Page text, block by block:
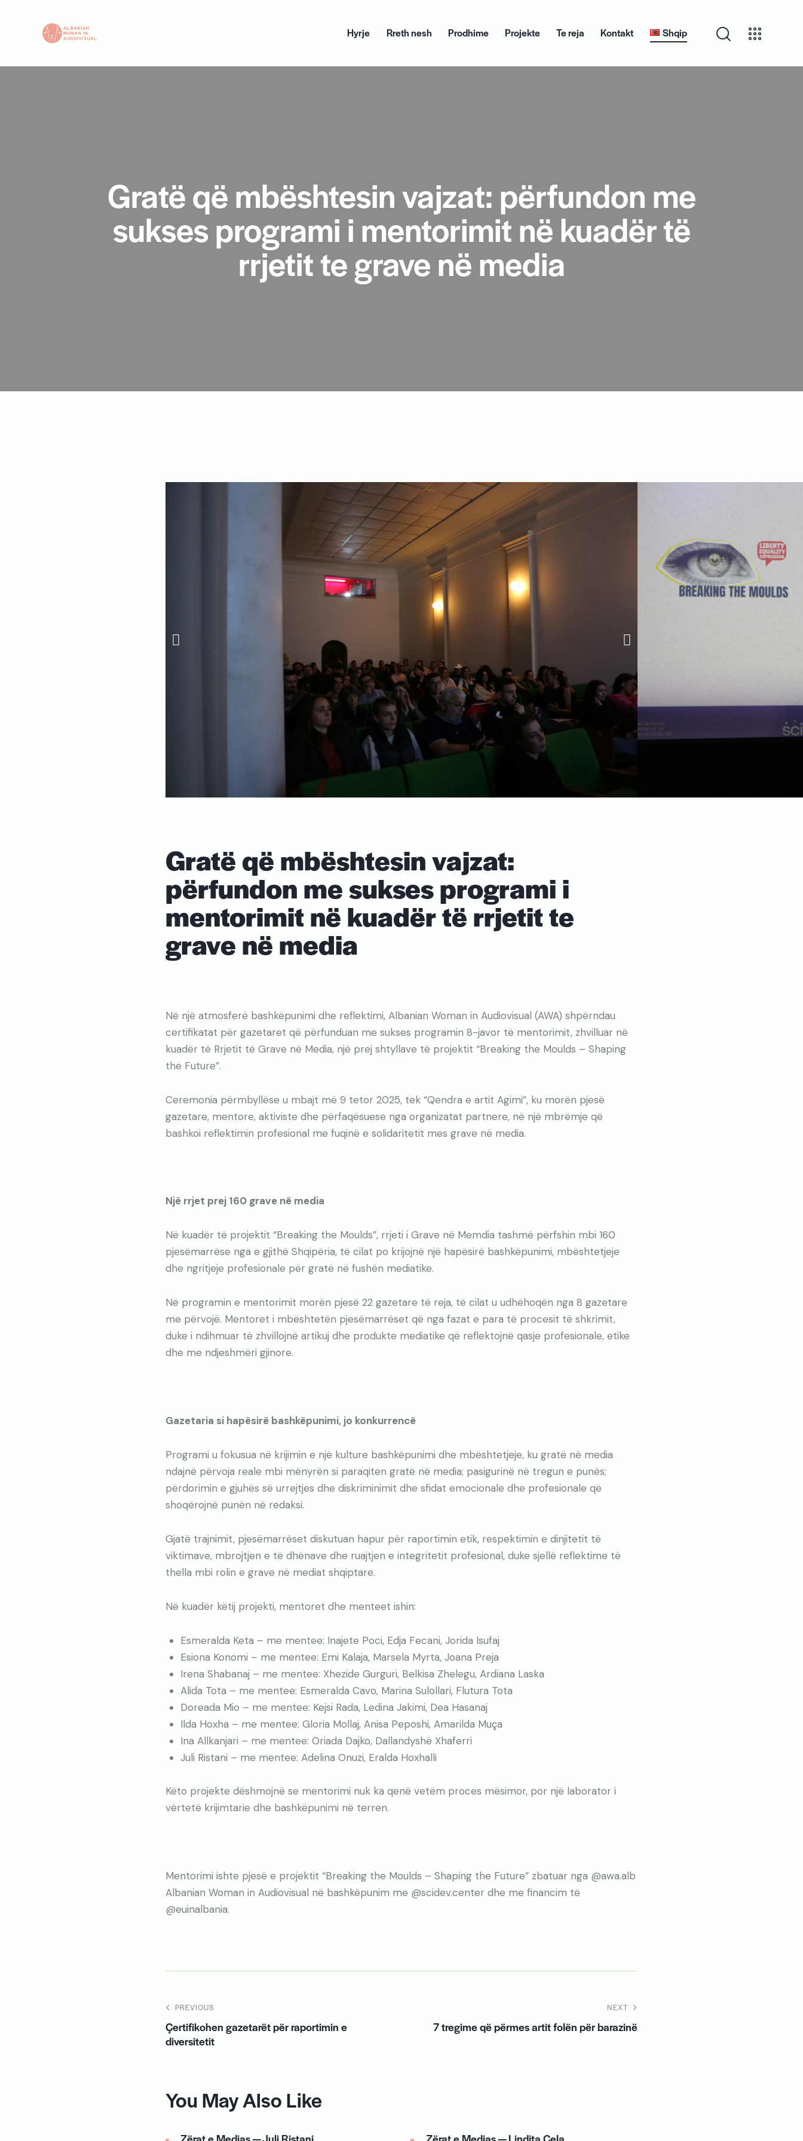
Hyrje Rreth nesh Prodhime Projekte Te reja Kontakt Shqip
Gratë që mbështesin vajzat: përfundon me
sukses programi i mentorimit në kuadër të
rrjetit te grave në media
Gratë që mbështesin vajzat:
përfundon me sukses programi i
mentorimit në kuadër të rrjetit te
grave në media
Në një atmosferë bashkëpunimi dhe reflektimi, Albanian Woman in Audiovisual (AWA) shpërndau
certifikatat për gazetaret që përfunduan me sukses programin 8-javor të mentorimit, zhvilluar në
kuadër të Rrjetit të Grave në Media, një prej shtyllave të projektit “Breaking the Moulds – Shaping
the Future”.
Ceremonia përmbyllëse u mbajt më 9 tetor 2025, tek “Qendra e artit Agimi”, ku morën pjesë
gazetare, mentore, aktiviste dhe përfaqësuese nga organizatat partnere, në një mbrëmje që
bashkoi reflektimin profesional me fuqinë e solidaritetit mes grave në media.
Një rrjet prej 160 grave në media
Në kuadër të projektit “Breaking the Moulds”, rrjeti i Grave në Memdia tashmë përfshin mbi 160
pjesëmarrëse nga e gjithë Shqipëria, të cilat po krijojnë një hapësirë bashkëpunimi, mbështetjeje
dhe ngritjeje profesionale për gratë në fushën mediatike.
Në programin e mentorimit morën pjesë 22 gazetare të reja, të cilat u udhëhoqën nga 8 gazetare
me përvojë. Mentoret i mbështetën pjesëmarrëset që nga fazat e para të procesit të shkrimit,
duke i ndihmuar të zhvillojnë artikuj dhe produkte mediatike që reflektojnë qasje profesionale, etike
dhe me ndjeshmëri gjinore.
Gazetaria si hapësirë bashkëpunimi, jo konkurrencë
Programi u fokusua në krijimin e një kulture bashkëpunimi dhe mbështetjeje, ku gratë në media
ndajnë përvoja reale mbi mënyrën si paraqiten gratë në media; pasigurinë në tregun e punës;
përdorimin e gjuhës së urrejtjes dhe diskriminimit dhe sfidat emocionale dhe profesionale që
shoqërojnë punën në redaksi.
Gjatë trajnimit, pjesëmarrëset diskutuan hapur për raportimin etik, respektimin e dinjitetit të
viktimave, mbrojtjen e të dhënave dhe ruajtjen e integritetit profesional, duke sjellë reflektime të
thella mbi rolin e grave në mediat shqiptare.
Në kuadër këtij projekti, mentoret dhe menteet ishin:
Esmeralda Keta – me mentee: Inajete Poci, Edja Fecani, Jorida Isufaj
Esiona Konomi – me mentee: Emi Kalaja, Marsela Myrta, Joana Preja
Irena Shabanaj – me mentee: Xhezide Gurguri, Belkisa Zhelegu, Ardiana Laska
Alida Tota – me mentee: Esmeralda Cavo, Marina Sulollari, Flutura Tota
Doreada Mio – me mentee: Kejsi Rada, Ledina Jakimi, Dea Hasanaj
Ilda Hoxha – me mentee: Gloria Mollaj, Anisa Peposhi, Amarilda Muça
Ina Allkanjari – me mentee: Oriada Dajko, Dallandyshë Xhaferri
Juli Ristani – me mentee: Adelina Onuzi, Eralda Hoxhalli
Këto projekte dëshmojnë se mentorimi nuk ka qenë vetëm proces mësimor, por një laborator i
vërtetë krijimtarie dhe bashkëpunimi në terren.
Mentorimi ishte pjesë e projektit “Breaking the Moulds – Shaping the Future” zbatuar nga @awa.alb
Albanian Woman in Audiovisual në bashkëpunim me @scidev.center dhe me financim të
@euinalbania.
PREVIOUS
Çertifikohen gazetarët për raportimin e
diversitetit
NEXT
7 tregime që përmes artit folën për barazinë
You May Also Like